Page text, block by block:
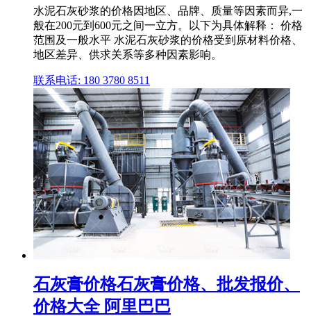
水泥石灰砂浆的价格因地区、品牌、质量等因素而异,一
般在200元到600元之间一立方。以下为具体解释： 价格
范围及一般水平 水泥石灰砂浆的价格受到原材料价格、
地区差异、供求关系等多种因素影响。
联系电话: 180 3780 8511
石灰膏价格石灰膏价格、批发报价、
价格大全 阿里巴巴